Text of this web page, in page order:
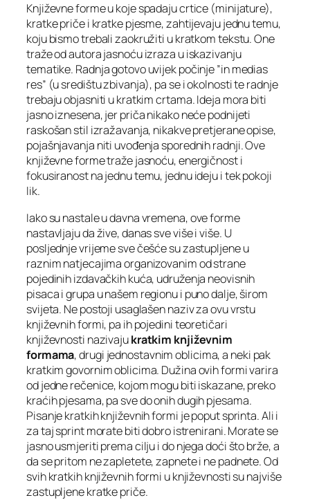
Književne forme u koje spadaju crtice (minijature),
kratke priče i kratke pjesme, zahtijevaju jednu temu,
koju bismo trebali zaokružiti u kratkom tekstu. One
traže od autora jasnoću izraza u iskazivanju
tematike. Radnja gotovo uvijek počinje ”in medias
res” (u središtu zbivanja), pa se i okolnosti te radnje
trebaju objasniti u kratkim crtama. Ideja mora biti
jasno iznesena, jer priča nikako neće podnijeti
raskošan stil izražavanja, nikakve pretjerane opise,
pojašnjavanja niti uvođenja sporednih radnji. Ove
književne forme traže jasnoću, energičnost i
fokusiranost na jednu temu, jednu ideju i tek pokoji
lik.
Iako su nastale u davna vremena, ove forme
nastavljaju da žive, danas sve više i više. U
posljednje vrijeme sve češće su zastupljene u
raznim natjecajima organizovanim od strane
pojedinih izdavačkih kuća, udruženja neovisnih
pisaca i grupa u našem regionu i puno dalje, širom
svijeta. Ne postoji usaglašen naziv za ovu vrstu
književnih formi, pa ih pojedini teoretičari
književnosti nazivajukratkim književnim
formama, drugi jednostavnim oblicima, a neki pak
kratkim govornim oblicima. Dužina ovih formi varira
od jedne rečenice, kojom mogu biti iskazane, preko
kraćih pjesama, pa sve do onih dugih pjesama.
Pisanje kratkih književnih formi je poput sprinta. Ali i
za taj sprint morate biti dobro istrenirani. Morate se
jasno usmjeriti prema cilju i do njega doći što brže, a
da se pritom ne zapletete, zapnete i ne padnete. Od
svih kratkih književnih formi u književnosti su najviše
zastupljene kratke priče.